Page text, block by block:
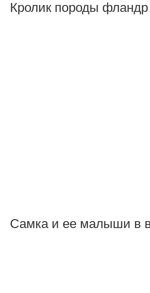
Кролик породы
Самка и ее малыши в